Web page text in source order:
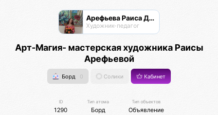
Арефьева Раиса Дмитриевна
Художник-педагог
Арт-Магия- мастерская художника Раисы
Арефьевой
Борд 0 Солики Кабинет
ID
1290
Тип атома
Борд
Тип объектов
Объявление